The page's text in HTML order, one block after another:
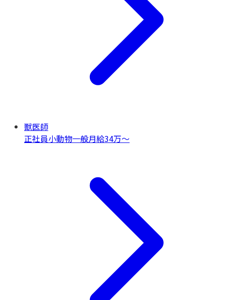
獣医師
正社員小動物一般月給34万〜